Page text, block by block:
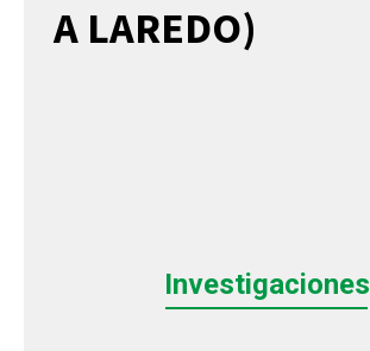
A LAREDO)
Investigaciones